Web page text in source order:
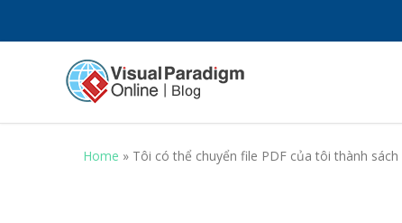
Home » Tôi có thể chuyển file PDF của tôi thành